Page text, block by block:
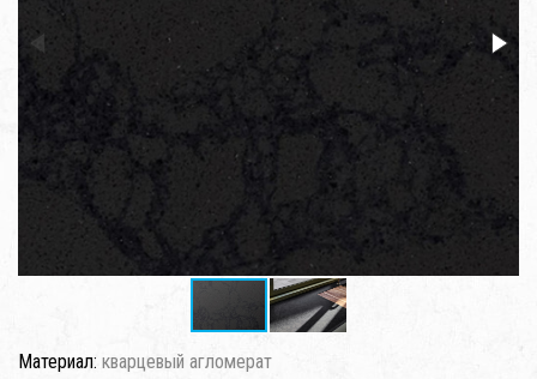
Материал: кварцевый агломерат